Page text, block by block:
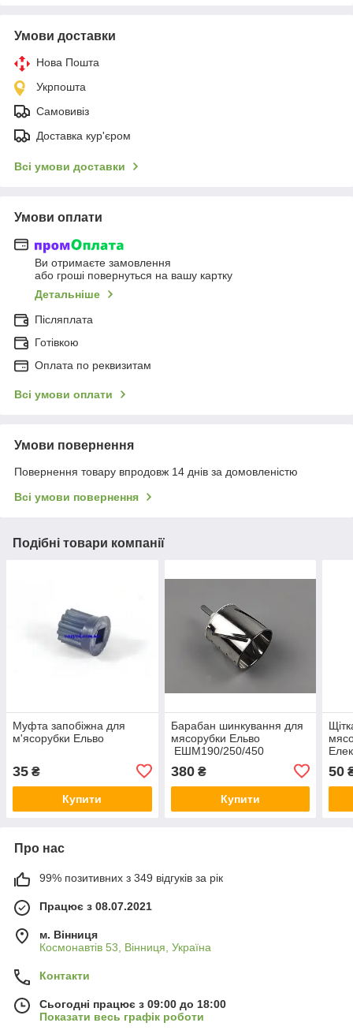
Умови доставки
Нова Пошта
Укрпошта
Самовивіз
Доставка кур'єром
Всі умови доставки
Умови оплати
Ви отримаєте замовлення
або гроші повернуться на вашу картку
Детальніше
Післяплата
Готівкою
Оплата по реквизитам
Всі умови оплати
Умови повернення
Повернення товару впродовж 14 днів за домовленістю
Всі умови повернення
Подібні товари компанії
Муфта запобіжна для
м'ясорубки Ельво
35 ₴
Купити
Барабан шинкування для
мясорубки Ельво
ЕШМ190/250/450
380₴
Купити
50
Про нас
99% позитивних з 349 відгуків за рік
Працює з 08.07.2021
м. Вінниця
Космонавтів 53, Вінниця, Україна
Контакти
Сьогодні працює з 09:00 до 18:00
Показати весь графік роботи